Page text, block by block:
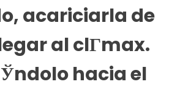
acariciarla de
al clГ­max.
hacia el